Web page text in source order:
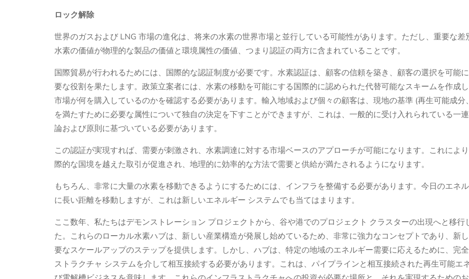
ロック解除
世界のガスおよび LNG 市場の進化は、将来の水素の世界市場と並行している可能性があります。ただし、重要な差
水素の価値が物理的な製品の価値と環境属性の価値、つまり認証の両方に含まれていることです。
国際貿易が行われるためには、国際的な認証制度が必要です。水素認証は、顧客の信頼を築き、顧客の選択を可能
要な役割を果たします。政策立案者には、水素の移動を可能にする国際的に認められた代替可能なスキームを作成
市場が何を購入しているのかを確認する必要があります。輸入地域および個々の顧客は、現地の基準 (再生可能成分
を満たすために必要な属性について独自の決定を下すことができますが、これは、一般的に受け入れられている一
論および原則に基づいている必要があります。
この認証が実現すれば、需要が刺激され、水素調達に対する市場ベースのアプローチが可能になります。これによ
際的な国境を越えた取引が促進され、地理的に効率的な方法で需要と供給が満たされるようになります。
もちろん、非常に大量の水素を移動できるようにするためには、インフラを整備する必要があります。今日のエネ
に長い距離を移動しますが、これは新しいエネルギー システムでも当てはまります。
ここ数年、私たちはデモンストレーション プロジェクトから、谷や港でのプロジェクト クラスターの出現へと移行
た。これらのローカル水素ハブは、新しい産業構造が発展し始めているため、非常に強力なコンセプトであり、新
要なスケールアップのステップを提供します。しかし、ハブは、特定の地域のエネルギー需要に応えるために、完
ストラクチャ システムを介して相互接続する必要があります。これは、パイプラインと相互接続された再生可能エ